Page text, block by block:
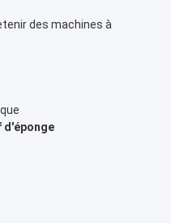
des machines à
d'éponge